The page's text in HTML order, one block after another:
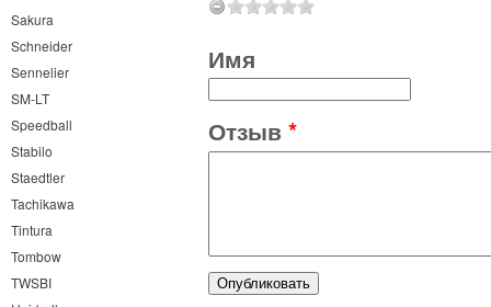
Sakura
Schneider
Sennelier
SM-LT
Speedball
Stabilo
Staedtler
Tachikawa
Tintura
Tombow
TWSBI
Имя
Отзыв *